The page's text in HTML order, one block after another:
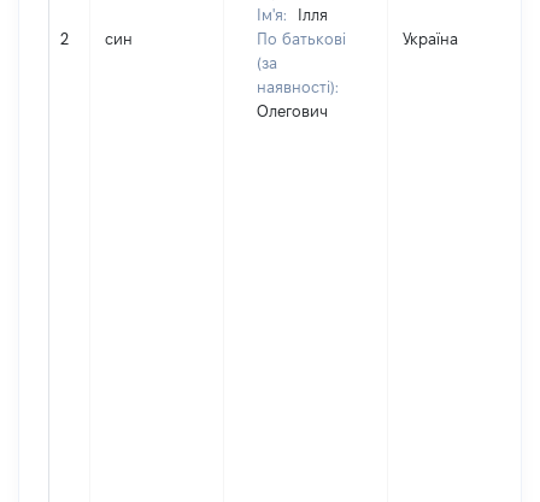
2 син
Ім'я:
Ілля
По батькові
(за
наявності):
Олегович
Україна